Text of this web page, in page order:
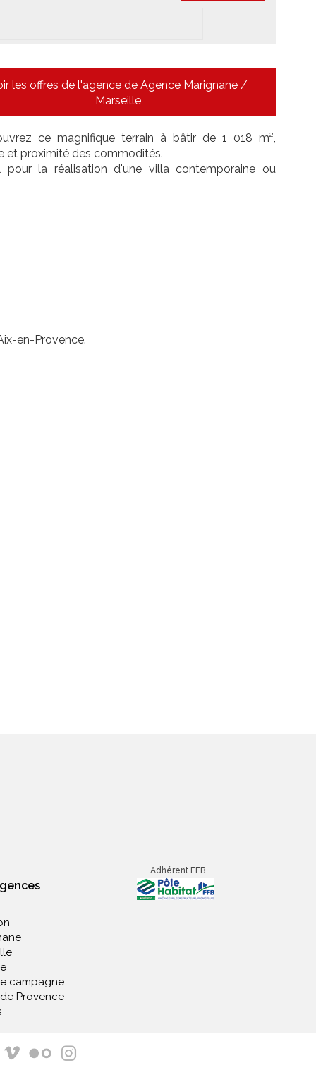
les offres de l'agence de Agence Marignane /
Marseille
ce magnifique terrain à bâtir de 1 018 m²,
et proximité des commodités.
pour la réalisation d'une villa contemporaine ou
en-Provence.
campagne
Provence
Adhérent FFB